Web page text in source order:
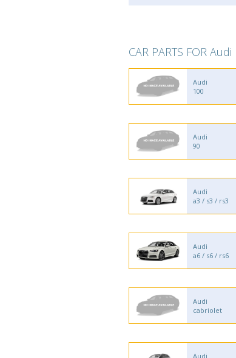
CAR PARTS FOR Audi
Audi
100
Audi
90
Audi
a3 / s3 / rs3
Audi
a6 / s6 / rs6
Audi
cabriolet
Audi